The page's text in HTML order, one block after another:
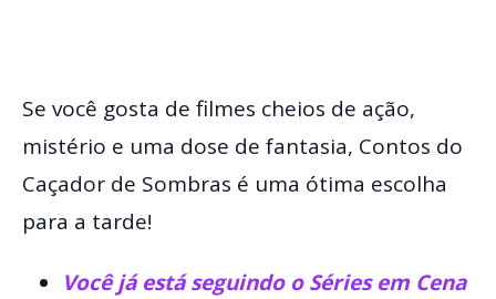
Se você gosta de filmes cheios de ação,
mistério e uma dose de fantasia, Contos do
Caçador de Sombras é uma ótima escolha
para a tarde!
Você já está seguindo o Séries em Cena